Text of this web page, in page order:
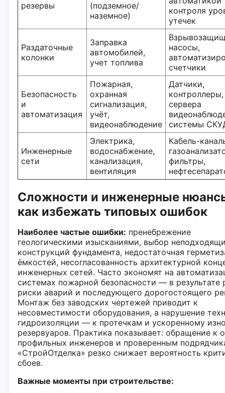
резервы
(подземное/
наземное)
контроля
утечек
Раздаточные
колонки
Заправка
автомобилей,
учет топлива
насосы,
счетчики
Безопасность
и
автоматизация
Пожарная,
охранная
сигнализация,
учёт,
видеонаблюдение
Датчики,
контроллеры,
сервера
системы
Инженерные
сети
Электрика,
водоснабжение,
канализация,
вентиляция
Кабель-
фильтры,
Сложности и инженерные
как избежать типовых ошибок
Наиболее частые ошибки: пренебрежение
геологическими изысканиями, выбор
конструкций фундамента, недостаточная
ёмкостей, несогласованность архитектурной
инженерных сетей. Часто экономят на
системах пожарной безопасности — в результате
риски аварий и последующего дорогостоящего
Монтаж без заводских чертежей приводит к
несовместимости оборудования, а нарушение
гидроизоляции — к протечкам и ускоренному
резервуаров. Практика показывает: обращение к
профильных инженеров и проверенным
«СтройОтделка» резко снижает вероятность
сбоев.
Важные моменты при строительстве: